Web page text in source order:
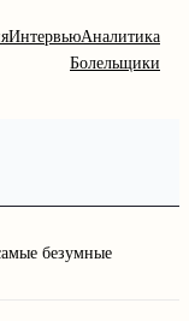
ИнтервьюАналитика
Болельщики
безумные